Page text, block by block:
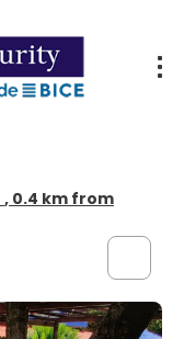
, 0.4 km from